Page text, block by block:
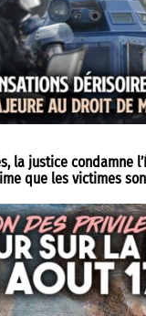
la justice condamne
que les victimes